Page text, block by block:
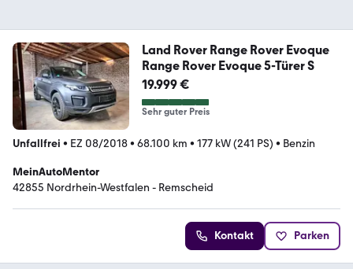
Land Rover Range Rover Evoque
Range Rover Evoque 5-Türer S
19.999 €
Sehr guter Preis
Unfallfrei • EZ 08/2018• 68.100 km • 177 kW (241 PS) • Benzin
MeinAutoMentor
42855 Nordrhein-Westfalen - Remscheid
Kontakt Parken